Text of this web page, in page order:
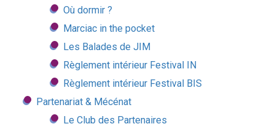
Où dormir ?
Marciac in the pocket
Les Balades de JIM
Règlement intérieur Festival IN
Règlement intérieur Festival BIS
Partenariat & Mécénat
Le Club des Partenaires